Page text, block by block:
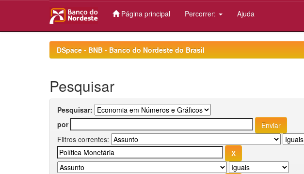
Página principal Percorrer: Ajuda
DSpace - BNB - Banco do Nordeste do Brasil
Pesquisar
Pesquisar:
por
Filtros correntes: